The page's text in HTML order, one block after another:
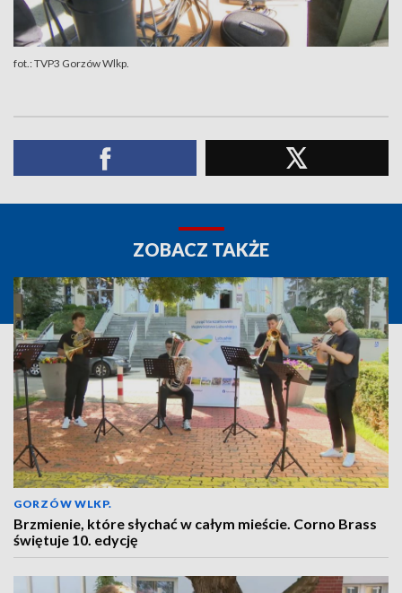
fot.: TVP3 Gorzów Wlkp.
ZOBACZ TAKŻE
GORZÓW WLKP.
Brzmienie, które słychać w całym mieście. Corno Brass
świętuje 10. edycję